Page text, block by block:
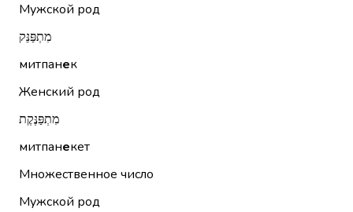
Мужской род
מִתְפַּנֵּק
митпанек
Женский род
מִתְפַּנֶּקֶת
митпанекет
Множественное число
Мужской род